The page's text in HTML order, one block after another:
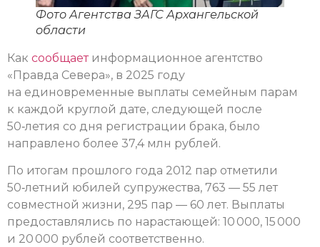
Фото Агентства ЗАГС Архангельской
области
Как сообщаетинформационное агентство
«Правда Севера», в 2025 году
на единовременные выплаты семейным парам
к каждой круглой дате, следующей после
50‑летия со дня регистрации брака, было
направлено более 37,4 млн рублей.
По итогам прошлого года 2012 пар отметили
50‑летний юбилей супружества, 763 — 55 лет
совместной жизни, 295 пар — 60 лет. Выплаты
предоставлялись по нарастающей: 10 000, 15 000
и 20 000 рублей соответственно.